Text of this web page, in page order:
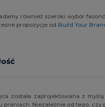
również szeroki wybór
propozycje od Build Your
została zaprojektowana z
praniach. Niezależnie od tego,